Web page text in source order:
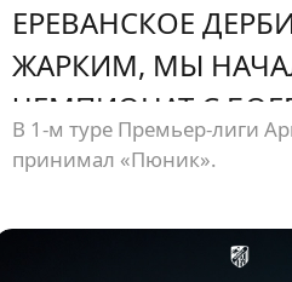
ЕРЕВАНСКОЕ
ЖАРКИМ, МЫ
ЧЕМПИОНАТ С
НИЧЬЕЙ
В 1-м туре Премьер-лиги
принимал «Пюник».